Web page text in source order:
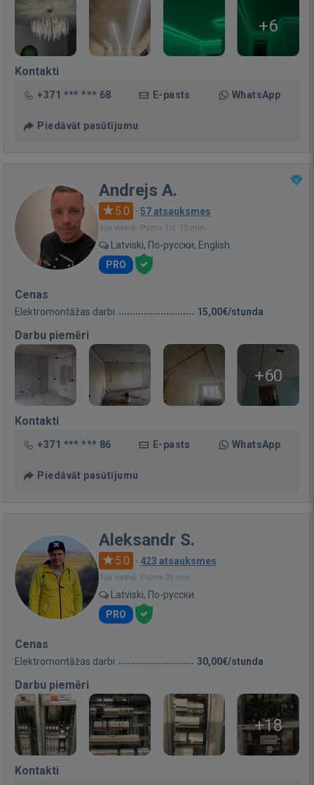
+6
Kontakti
+371 *** *** 68 E-pasts WhatsApp
Piedāvāt pasūtījumu
Andrejs A.
5.0 · 57 atsauksmes
Bija vietnē: Pirms 1st. 15 min.
Latviski, По-русски, English
PRO
Cenas
Elektromontāžas darbi 15,00€/stunda
Darbu piemēri
+60
Kontakti
+371 *** *** 86 E-pasts WhatsApp
Piedāvāt pasūtījumu
Aleksandr S.
5.0 · 423 atsauksmes
Bija vietnē: Pirms 29 min.
Latviski, По-русски
PRO
Cenas
Elektromontāžas darbi 30,00€/stunda
Darbu piemēri
+18
Kontakti